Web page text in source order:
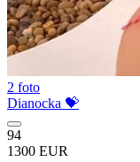
2 foto
Dianocka 💝
94
1300 EUR